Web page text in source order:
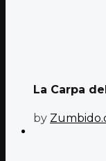
La Carpa
by